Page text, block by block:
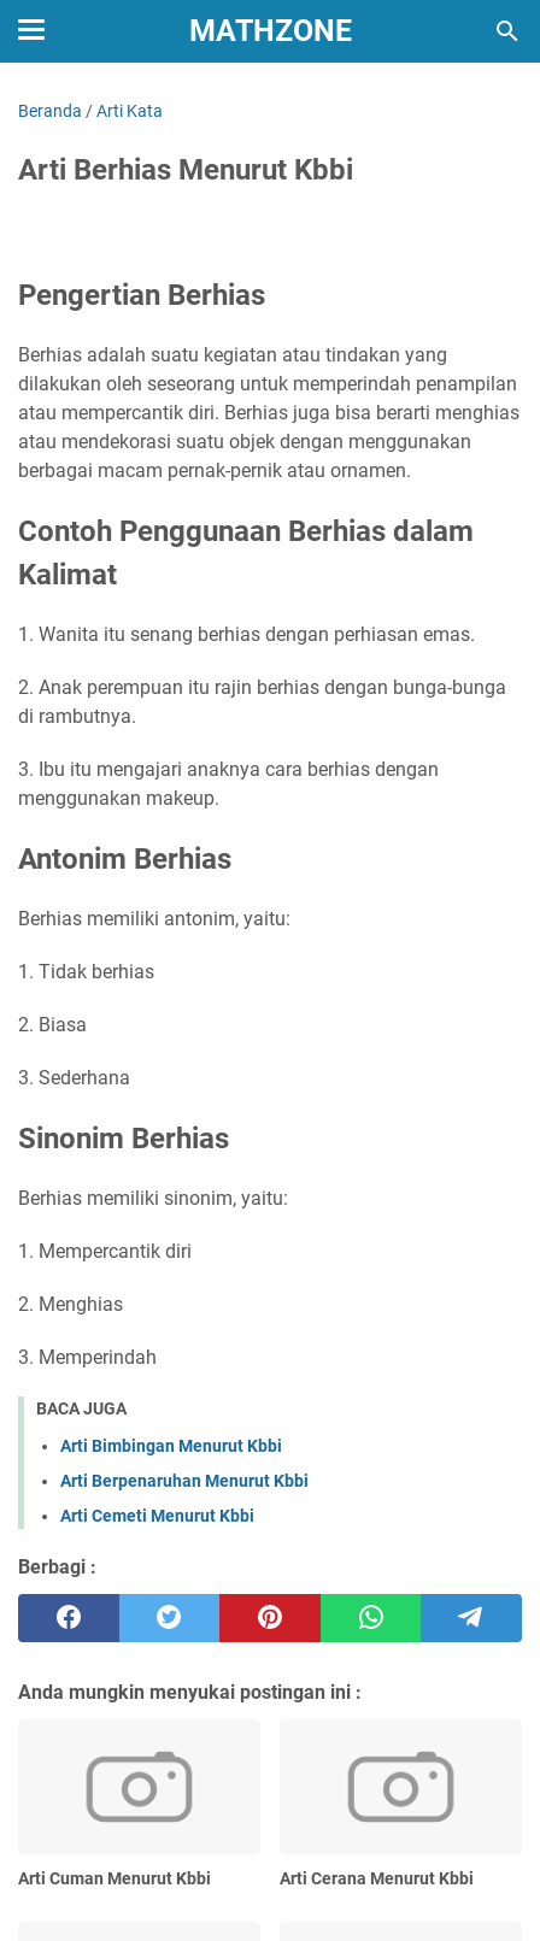
MATHZONE
Beranda /Arti Kata
Arti Berhias Menurut Kbbi
Pengertian Berhias
Berhias adalah suatu kegiatan atau tindakan yang
dilakukan oleh seseorang untuk memperindah penampilan
atau mempercantik diri. Berhias juga bisa berarti menghias
atau mendekorasi suatu objek dengan menggunakan
berbagai macam pernak-pernik atau ornamen.
Contoh Penggunaan Berhias dalam
Kalimat
1. Wanita itu senang berhias dengan perhiasan emas.
2. Anak perempuan itu rajin berhias dengan bunga-bunga
di rambutnya.
3. Ibu itu mengajari anaknya cara berhias dengan
menggunakan makeup.
Antonim Berhias
Berhias memiliki antonim, yaitu:
1. Tidak berhias
2. Biasa
3. Sederhana
Sinonim Berhias
Berhias memiliki sinonim, yaitu:
1. Mempercantik diri
2. Menghias
3. Memperindah
BACA JUGA
Arti Bimbingan Menurut Kbbi
Arti Berpenaruhan Menurut Kbbi
Arti Cemeti Menurut Kbbi
Berbagi :
Anda mungkin menyukai postingan ini :
Arti Cuman Menurut Kbbi Arti Cerana Menurut Kbbi